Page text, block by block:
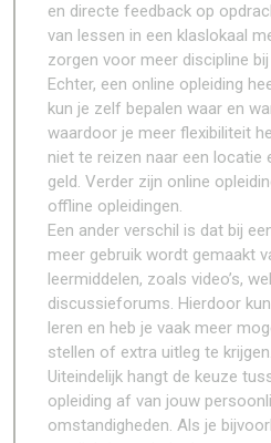
en directe feedback op
van lessen in een klaslokaal
zorgen voor meer discipline
Echter, een online opleiding
kun je zelf bepalen waar en
waardoor je meer flexibiliteit
niet te reizen naar een locatie
geld. Verder zijn online
offline opleidingen.
Een ander verschil is dat bij
meer gebruik wordt gemaakt
leermiddelen, zoals video’s,
discussieforums. Hierdoor
leren en heb je vaak meer
stellen of extra uitleg te krijgen.
Uiteindelijk hangt de keuze
opleiding af van jouw
omstandigheden. Als je